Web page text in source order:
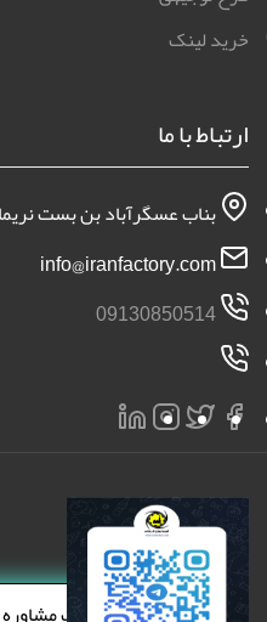
×
خرید لینک
ارتباط با ما
بناب عسگرآباد بن بست
09130850514